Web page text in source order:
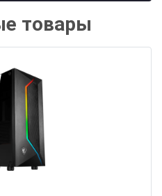
товары